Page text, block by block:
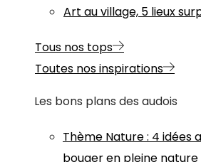
Art au village, 5 lieux
Tous nos tops
Toutes nos inspirations
Les bons plans des audois
Thème Nature: 4 idées
bouger en pleine nature